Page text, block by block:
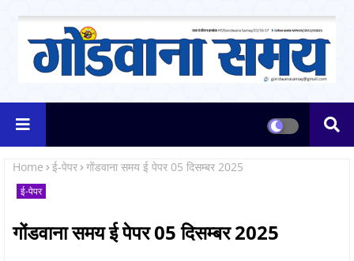
Home ई-पेपर गोंडवाना समय ई पेपर 05 दिसम्बर 2025
ई-पेपर
गोंडवाना समय ई पेपर 05 दिसम्बर 2025